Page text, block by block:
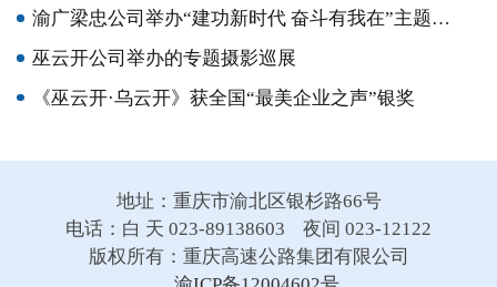
渝广梁忠公司举办“建功新时代 奋斗有我在”主题活动颁奖仪式暨“奋斗的青春最美丽”故事分享会
巫云开公司举办的专题摄影巡展
《巫云开·乌云开》获全国“最美企业之声”银奖
地址：重庆市渝北区银杉路66号
电话：白 天 023-89138603 夜间 023-12122
版权所有：重庆高速公路集团有限公司